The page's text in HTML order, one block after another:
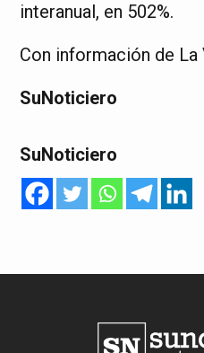
interanual, en 502%.
Con información de La
SuNoticiero
SuNoticiero